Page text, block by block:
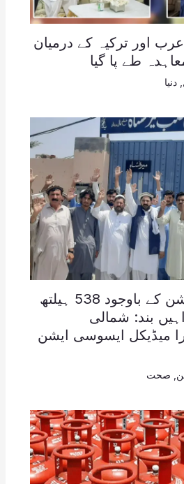
اور ترکیہ کے درمیان
طے پا گیا
دنیا
فزیکل ویری فکیشن کے باوجود 538 ہیلتھ
بند: شمالی
میڈیکل ایسوسی ایشن
صحت